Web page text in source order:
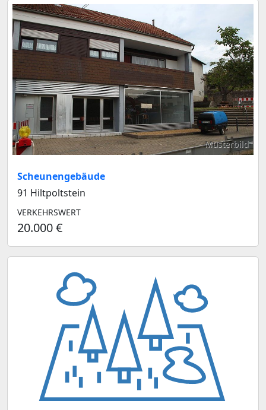
Musterbild
Scheunengebäude
91 Hiltpoltstein
VERKEHRSWERT
20.000 €